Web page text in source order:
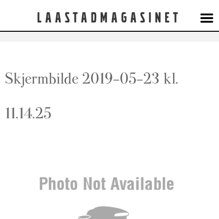
Laastadmagasinet
Skjermbilde 2019-05-23 kl.
11.14.25